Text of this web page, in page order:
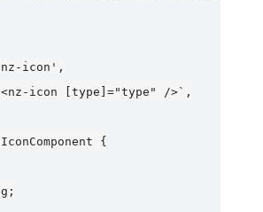
icon',
icon [type]="type" />`,
{